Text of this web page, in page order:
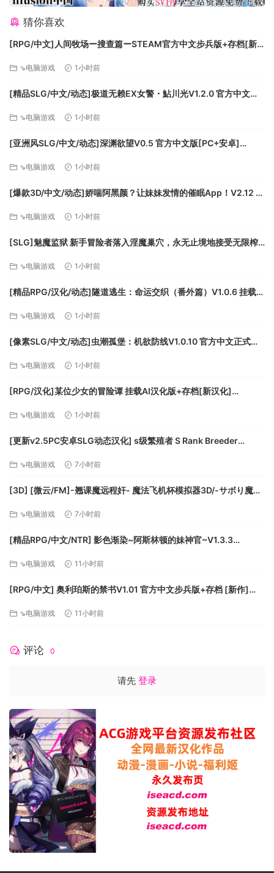
—— 人类发起了贸易战！
—— 妖怪只能图存求发展！
—— 诙谐又搞笑的日常轻喜剧！
数十年前，妖怪和人类建立了贸易往来。
随着人类的技术和资本大量涌入，妖怪世界开启了现代化的进
各行各业蓬勃发展，大量低端产业也从人类世界向这边转移。
妖怪们的生活发生了巨大的变化。
他们获得了人类的文明，学会了人类的技术，
他们向往人类的社会，也想要和人类一样富足的生活。
刚开始确实是这样的，也有很多妖怪一夜暴富。
——直到，人类发起了贸易战。
指控妖怪偷窃人类的技术专利，于是开始全方位的贸易制裁。
而就在这个魔幻的时代！
一只不起眼的兔子精偷偷开了家网店卖着自己种的胡萝卜！
而你作为她的帮手，要和她一起经营店铺，把店做大！
让生意更加红火，面对各种危机，然后解开隐藏在世界角落中
的秘密！
猜你喜欢
[RPG/中文]人间牧场ー搜查篇ーSTEAM官方中文步兵版+存档[新
⇘电脑游戏 1小时前
[精品SLG/中文/动态]极道无赖EX女警・鮎川光V1.2.0 官方中文版
⇘电脑游戏 1小时前
[亚洲风SLG/中文/动态]深渊欲望V0.5 官方中文版[PC+安卓]
⇘电脑游戏 1小时前
[爆款3D/中文/动态]娇喘阿黑颜？让妹妹发情的催眠App！V2.12 官
⇘电脑游戏 1小时前
[SLG]魅魔监狱 新手冒险者落入淫魔巢穴，永无止境地接受无限榨
⇘电脑游戏 1小时前
[精品RPG/汉化/动态]隧道逃生：命运交织（番外篇）V1.0.6 挂载AI
⇘电脑游戏 1小时前
[像素SLG/中文/动态]虫潮孤堡：机欲防线V1.0.10 官方中文正式步
⇘电脑游戏 1小时前
[RPG/汉化]某位少女的冒险谭 挂载AI汉化版+存档[新汉化]
⇘电脑游戏 1小时前
[更新v2.5PC安卓SLG动态汉化] s级繁殖者 S Rank Breeder
⇘电脑游戏 7小时前
[3D] [微云/FM]-翘课魔远程奸- 魔法飞机杯模拟器3D/-サボり魔遠
⇘电脑游戏 7小时前
[精品RPG/中文/NTR] 影色渐染~阿斯林顿的妹神官~V1.3.3
[FM/7.5G/百度]
⇘电脑游戏 11小时前
[RPG/中文] 奥利珀斯的禁书V1.01 官方中文步兵版+存档 [新作]
⇘电脑游戏 11小时前
评论 0
请先 登录